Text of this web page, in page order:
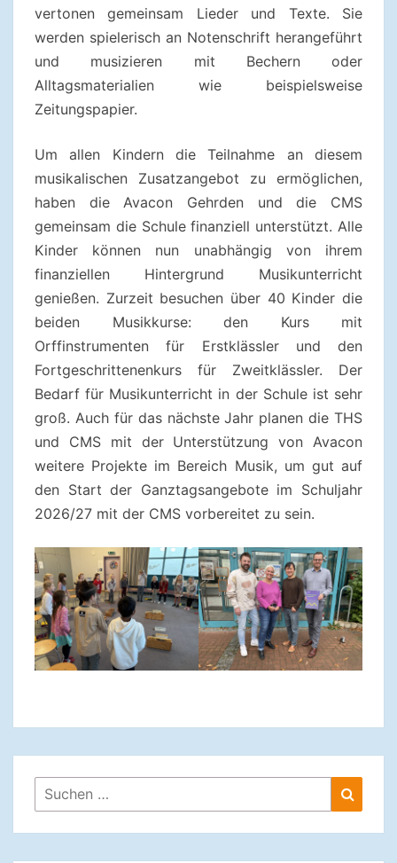
vertonen gemeinsam Lieder und Texte. Sie
werden spielerisch an Notenschrift herangeführt
und musizieren mit Bechern oder
Alltagsmaterialien wie beispielsweise
Zeitungspapier.
Um allen Kindern die Teilnahme an diesem
musikalischen Zusatzangebot zu ermöglichen,
haben die Avacon Gehrden und die CMS
gemeinsam die Schule finanziell unterstützt. Alle
Kinder können nun unabhängig von ihrem
finanziellen Hintergrund Musikunterricht
genießen. Zurzeit besuchen über 40 Kinder die
beiden Musikkurse: den Kurs mit
Orffinstrumenten für Erstklässler und den
Fortgeschrittenenkurs für Zweitklässler. Der
Bedarf für Musikunterricht in der Schule ist sehr
groß. Auch für das nächste Jahr planen die THS
und CMS mit der Unterstützung von Avacon
weitere Projekte im Bereich Musik, um gut auf
den Start der Ganztagsangebote im Schuljahr
2026/27 mit der CMS vorbereitet zu sein.
Suchen
nach: